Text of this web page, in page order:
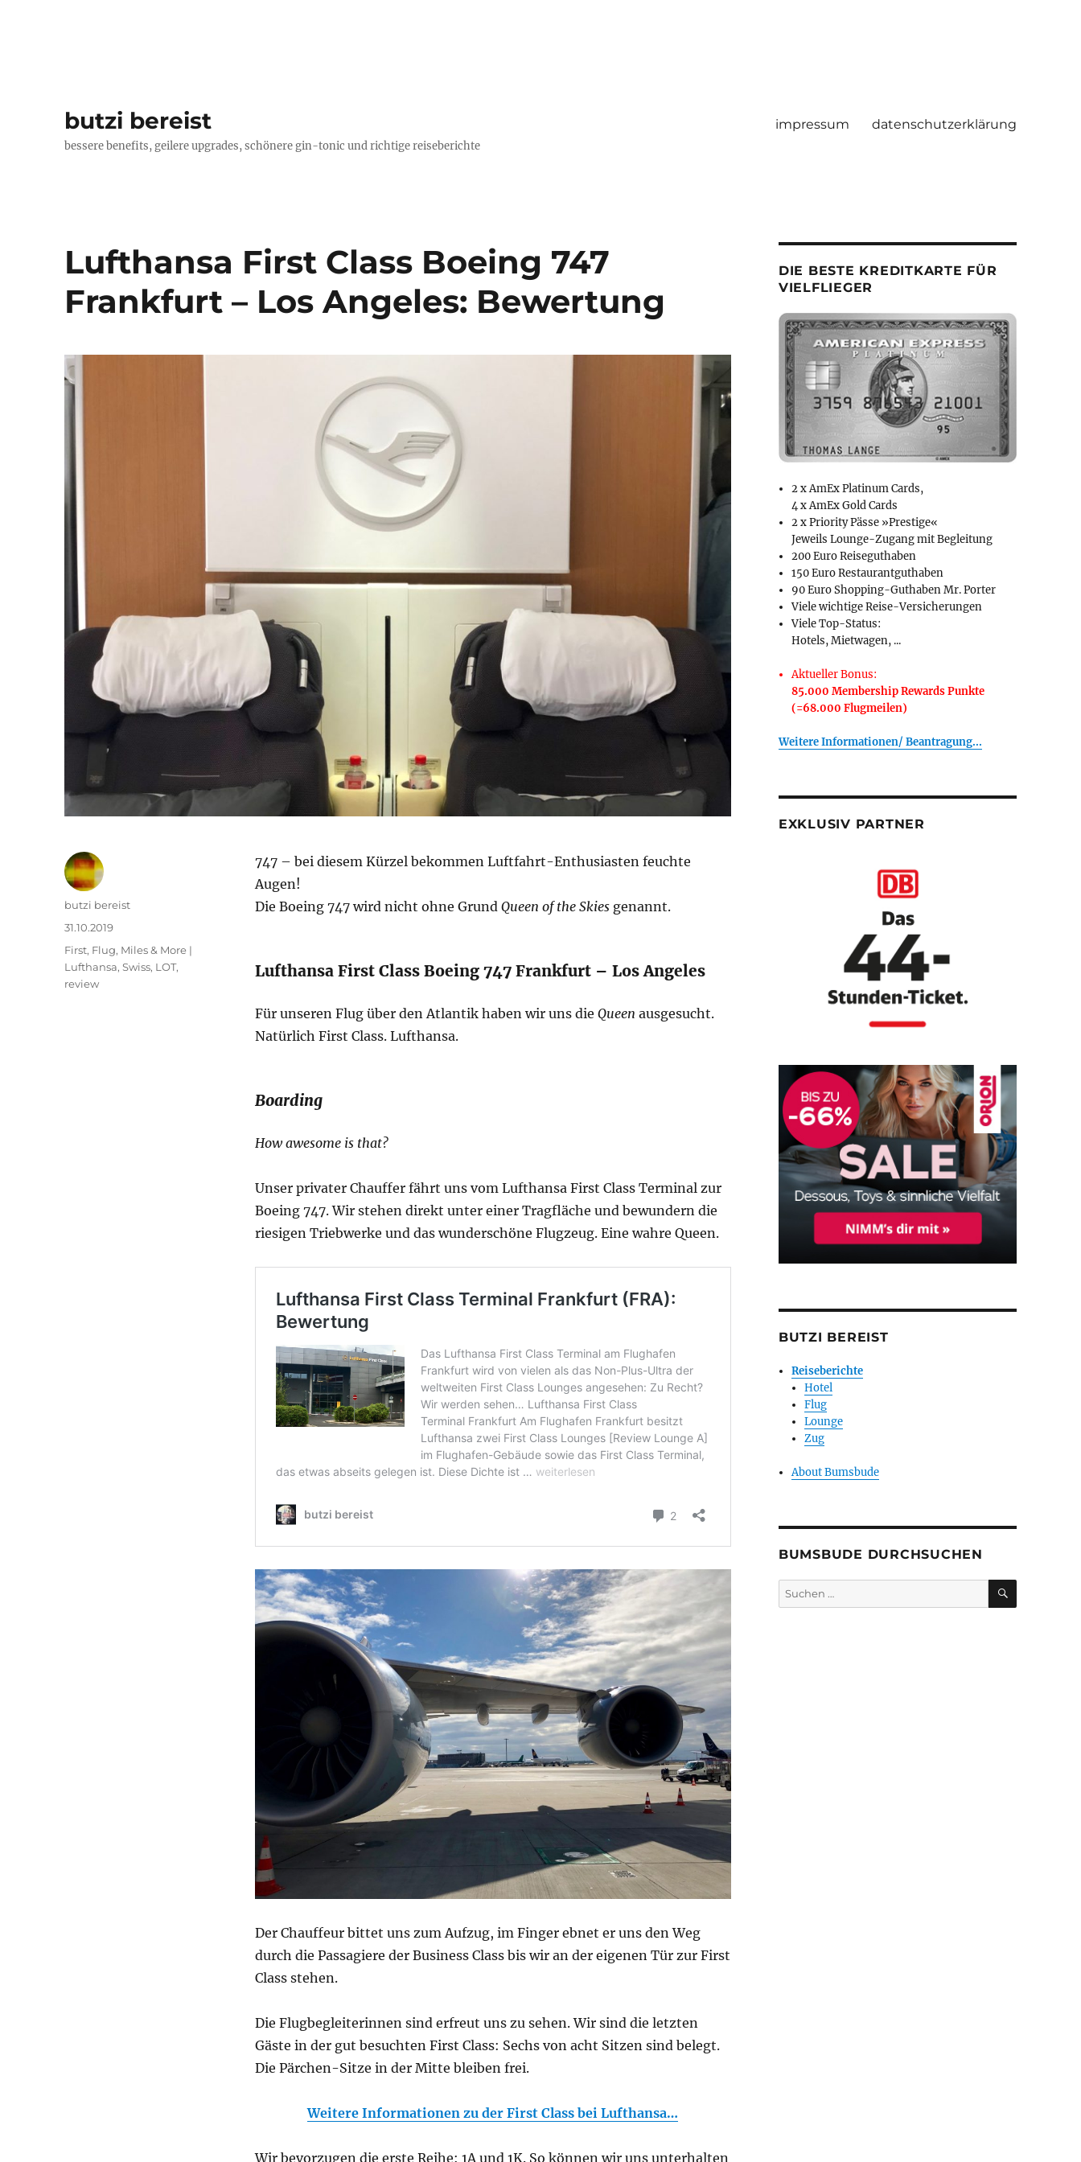
butzi bereist
bessere benefits, geilere upgrades, schönere gin-tonic und richtige reiseberichte
impressum datenschutzerklärung
Lufthansa First Class Boeing 747
Frankfurt – Los Angeles: Bewertung
747 – bei diesem Kürzel bekommen Luftfahrt-Enthusiasten feuchte
Augen!
Die Boeing 747 wird nicht ohne Grund Queen of the Skiesgenannt.
Lufthansa First Class Boeing 747 Frankfurt – Los Angeles
Für unseren Flug über den Atlantik haben wir uns die Queen ausgesucht.
Natürlich First Class. Lufthansa.
Boarding
How awesome is that?
Unser privater Chauffer fährt uns vom Lufthansa First Class Terminal zur
Boeing 747. Wir stehen direkt unter einer Tragfläche und bewundern die
riesigen Triebwerke und das wunderschöne Flugzeug. Eine wahre Queen.
Der Chauffeur bittet uns zum Aufzug, im Finger ebnet er uns den Weg
durch die Passagiere der Business Class bis wir an der eigenen Tür zur First
Class stehen.
Die Flugbegleiterinnen sind erfreut uns zu sehen. Wir sind die letzten
Gäste in der gut besuchten First Class: Sechs von acht Sitzen sind belegt.
Die Pärchen-Sitze in der Mitte bleiben frei.
Weitere Informationen zu der First Class bei Lufthansa…
Wir bevorzugen die erste Reihe: 1A und 1K. So können wir uns unterhalten
Autor
butzi bereist
Veröffentlicht
am
31.10.2019
Kategorien
First, Flug, Miles & More |
Lufthansa, Swiss, LOT,
review
DIE BESTE KREDITKARTE FÜR
VIELFLIEGER
2 x AmEx Platinum Cards,
4 x AmEx Gold Cards
2 x Priority Pässe »Prestige«
Jeweils Lounge-Zugang mit Begleitung
200 Euro Reiseguthaben
150 Euro Restaurantguthaben
90 Euro Shopping-Guthaben Mr. Porter
Viele wichtige Reise-Versicherungen
Viele Top-Status:
Hotels, Mietwagen, ...
Aktueller Bonus:
85.000 Membership Rewards Punkte
(=68.000 Flugmeilen)
Weitere Informationen/ Beantragung...
EXKLUSIV PARTNER
BUTZI BEREIST
Reiseberichte
Hotel
Flug
Lounge
Zug
About Bumsbude
BUMSBUDE DURCHSUCHEN
Suche
nach:
SUCHEN